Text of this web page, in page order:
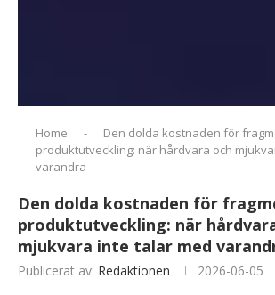
Home -
Den dolda kostnaden för
produktutveckling: när hårdvara och
varandra
Den dolda kostnaden för
produktutveckling: när
mjukvara inte talar med
Publicerat av: Redaktionen 2026-06-05